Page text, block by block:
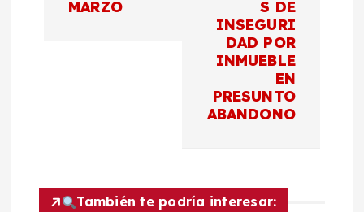
n
MARZO
S DE
INSEGURI
DAD POR
INMUEBLE
EN
PRESUNTO
ABANDONO
También te podría interesar: